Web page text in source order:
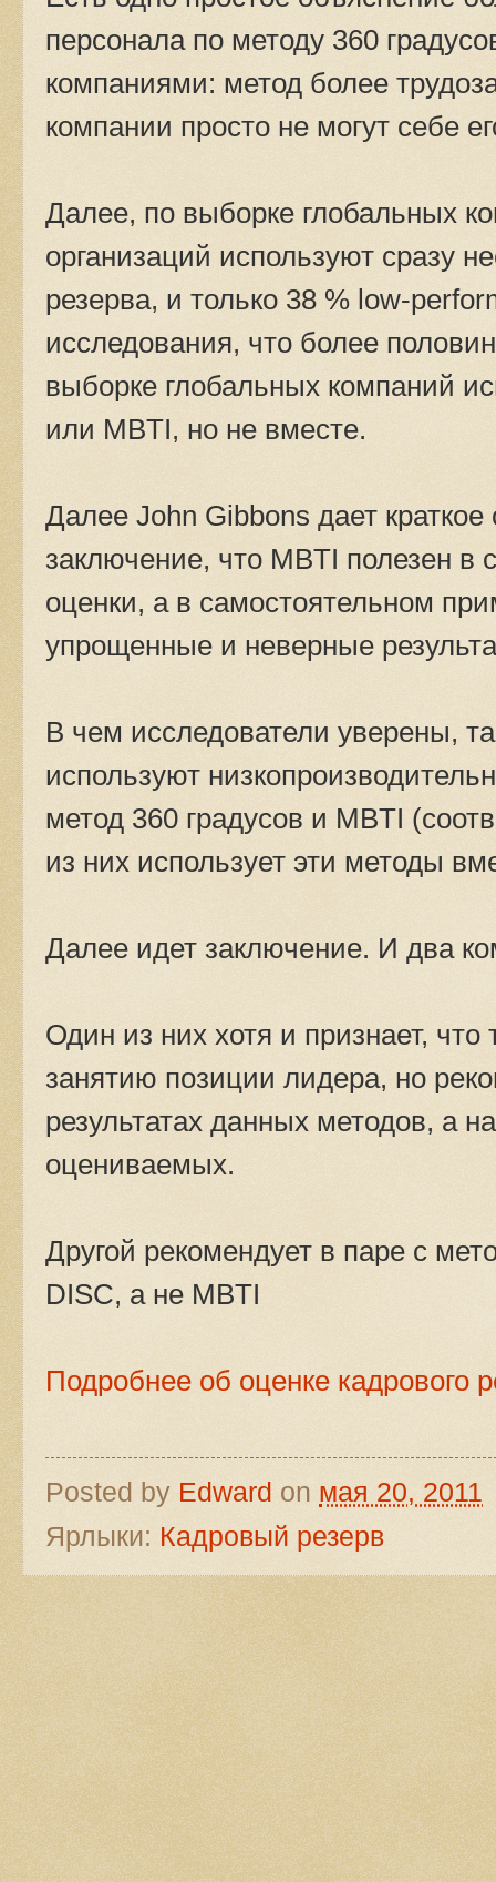
персонала по методу 360
компаниями: метод более
компании просто не могут себе
Далее, по выборке глобальных
организаций используют сразу
резерва, и только 38 % low-
исследования, что более
выборке глобальных компаний
или MBTI, но не вместе.
Далее John Gibbons дает
заключение, что MBTI полезен в
оценки, а в самостоятельном
упрощенные и неверные
В чем исследователи уверены,
используют
метод 360 градусов и MBTI
из них использует эти методы
Далее идет заключение. И два
Один из них хотя и признает,
занятию позиции лидера, но
результатах данных методов, а
оцениваемых.
Другой рекомендует в паре с
DISC, а не MBTI
Подробнее об оценке кадрового
Posted by Edward on мая 20, 2011
Ярлыки: Кадровый резерв